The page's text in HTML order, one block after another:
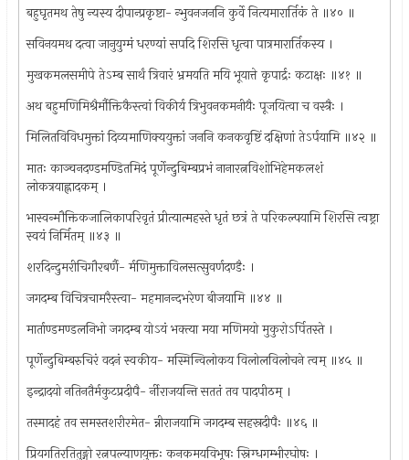
बहुघृतमथ तेषु न्यस्य दीपान्प्रकृष्टा- न्भुवनजननि कुर्वे नित्यमारार्तिकं ते ॥४० ॥
सविनयमथ दत्वा जानुयुग्मं धरण्यां सपदि शिरसि धृत्वा पात्रमारार्तिकस्य ।
मुखकमलसमीपे तेऽम्ब सार्थं त्रिवारं भ्रमयति मयि भूयात्ते कृपार्द्रः कटाक्षः ॥४१ ॥
अथ बहुमणिमिश्रैर्मौक्तिकैस्त्वां विकीर्य त्रिभुवनकमनीयैः पूजयित्वा च वस्त्रैः ।
मिलितविविधमुक्तां दिव्यमाणिक्ययुक्तां जननि कनकवृष्टिं दक्षिणां तेऽर्पयामि ॥४२ ॥
मातः काञ्चनदण्डमण्डितमिदं पूर्णेन्दुबिम्बप्रभं नानारत्नविशोभिहेमकलशं
लोकत्रयाह्लादकम् ।
भास्वन्मौक्तिकजालिकापरिवृतं प्रीत्यात्महस्ते धृतं छत्रं ते परिकल्पयामि शिरसि त्वष्ट्रा
स्वयं निर्मितम् ॥४३ ॥
शरदिन्दुमरीचिगौरबर्णै- र्मणिमुक्ताविलसत्सुवर्णदण्डैः ।
जगदम्ब विचित्रचामरैस्त्वा- महमानन्दभरेण बीजयामि ॥४४ ॥
मार्ताण्डमण्डलनिभो जगदम्ब योऽयं भक्त्या मया मणिमयो मुकुरोऽर्पितस्ते ।
पूर्णेन्दुबिम्बरुचिरं वदनं स्वकीय- मस्मिन्विलोकय विलोलविलोचने त्वम् ॥४५ ॥
इन्द्रादयो नतिनतैर्मकुटप्रदीपै- र्नीराजयन्ति सततं तव पादपीठम् ।
तस्मादहं तव समस्तशरीरमेत- न्नीराजयामि जगदम्ब सहस्रदीपैः ॥४६ ॥
प्रियगतिरतितुङ्गो रत्नपल्याणयुक्तः कनकमयविभूषः स्निग्धगम्भीरघोषः ।